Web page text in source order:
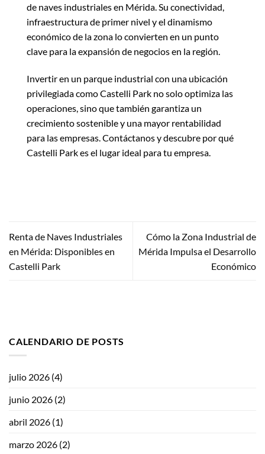
de naves industriales en Mérida. Su conectividad,
infraestructura de primer nivel y el dinamismo
económico de la zona lo convierten en un punto
clave para la expansión de negocios en la región.
Invertir en un parque industrial con una ubicación
privilegiada como Castelli Park no solo optimiza las
operaciones, sino que también garantiza un
crecimiento sostenible y una mayor rentabilidad
para las empresas. Contáctanos y descubre por qué
Castelli Park es el lugar ideal para tu empresa.
Renta de Naves Industriales
en Mérida: Disponibles en
Castelli Park
Cómo la Zona Industrial de
Mérida Impulsa el Desarrollo
Económico
CALENDARIO DE POSTS
julio 2026 (4)
junio 2026 (2)
abril 2026 (1)
marzo 2026 (2)